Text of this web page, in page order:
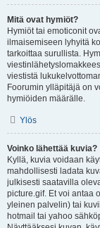
Mitä ovat hymiöt?
Hymiöt tai emoticonit
ilmaisemiseen lyhyitä
tarkoittaa surullista.
viestistä
Foorumin ylläpitäjä on
hymiöiden määrälle.
Ylös
Voinko lähettää kuvia?
Kyllä, kuvia voidaan
mahdollisesti ladata
julkisesti saatavilla
picture.gif. Et voi antaa
yleinen palvelin) tai
hotmail tai yahoo